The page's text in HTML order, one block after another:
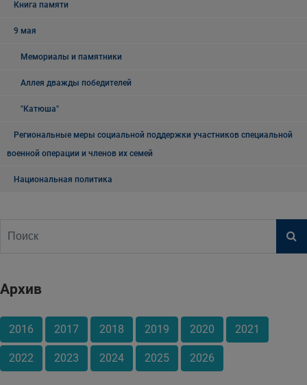
Книга памяти
9 мая
Мемориалы и памятники
Аллея дважды победителей
"Катюша"
Региональные меры социальной поддержки участников специальной
военной операции и членов их семей
Национальная политика
Архив
2016 2017 2018 2019 2020 2021
2022 2023 2024 2025 2026